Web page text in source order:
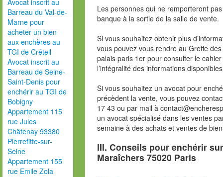
Avocat inscrit au
Barreau du Val-de-
Marne pour
acheter un bien
aux enchères au
TGI de Créteil
Avocat inscrit au
Barreau de Seine-
Saint-Denis pour
enchérir au TGI de
Bobigny
Appartement 115
rue Jules
Châtenay 93380
Pierrefitte-sur-
Seine
Appartement 155
rue Emile Zola
Les personnes qui ne remporteront
banque à la sortie de la salle de vente.
Si vous souhaitez obtenir plus
vous pouvez vous rendre au Greffe
palais paris 1er pour consulter le
l’intégralité des informations
Si vous souhaitez un avocat pour
précèdent la vente, vous pouvez
17 43 ou par mail à
un avocat spécialisé dans les ventes
semaine à des achats et ventes de
III. Conseils pour enchérir
Maraîchers 75020 Paris